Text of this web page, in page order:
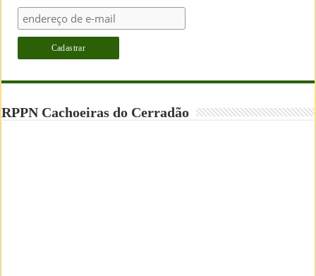
RPPN Cachoeiras do Cerradão